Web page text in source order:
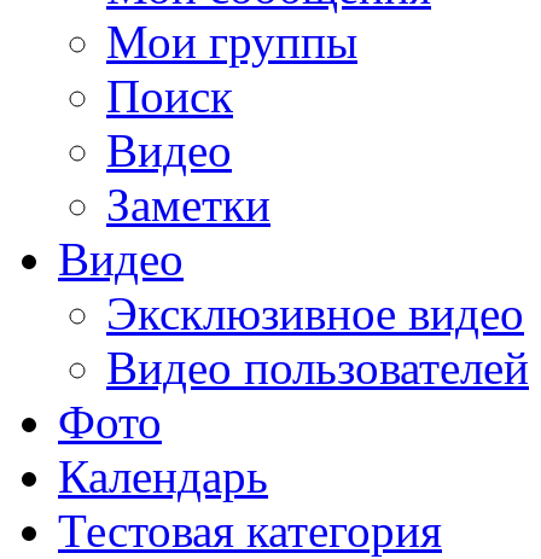
Мои группы
Поиск
Видео
Заметки
Видео
Эксклюзивное видео
Видео пользователей
Фото
Календарь
Тестовая категория